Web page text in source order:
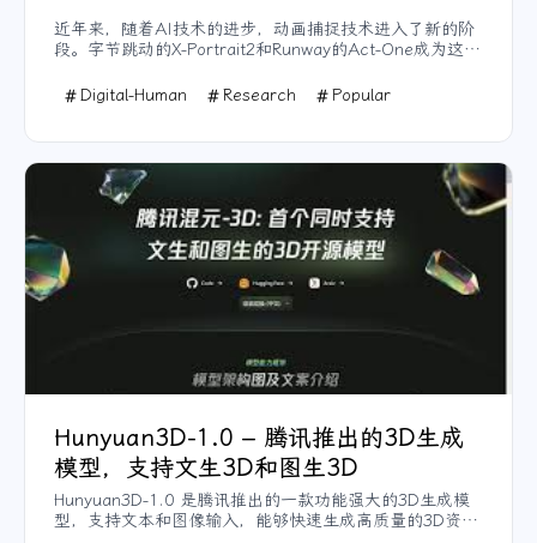
近年来，随着AI技术的进步，动画捕捉技术进入了新的阶
段。字节跳动的X-Portrait2和Runway的Act-One成为这一
的关注。本文将详细介绍X-Portrait2的功能特点，并对比
Digital-Human Research Popular
Hunyuan3D-1.0 – 腾讯推出的3D生成
模型，支持文生3D和图生3D
Hunyuan3D-1.0 是腾讯推出的一款功能强大的3D生成模
型，支持文本和图像输入，能够快速生成高质量的3D资